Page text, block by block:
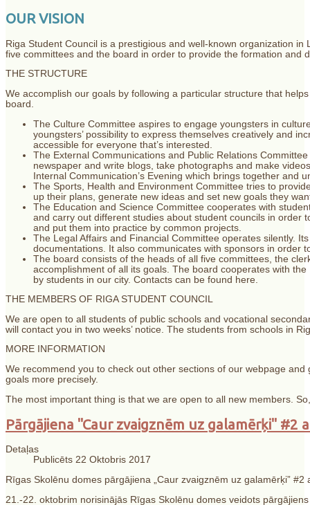
OUR VISION
Riga Student Council is a prestigious and well-known organization
five committees and the board in order to provide the formation and
THE STRUCTURE
We accomplish our goals by following a particular structure that
board.
The Culture Committee aspires to engage youngsters in
youngsters’ possibility to express themselves creatively and
accessible for everyone that’s interested.
The External Communications and Public Relations
newspaper and write blogs, take photographs and make
Internal Communication’s Evening which brings together and
The Sports, Health and Environment Committee tries to
up their plans, generate new ideas and set new goals they
The Education and Science Committee cooperates with
and carry out different studies about student councils in order
and put them into practice by common projects.
The Legal Affairs and Financial Committee operates silently.
documentations. It also communicates with sponsors in order
The board consists of the heads of all five committees, the
accomplishment of all its goals. The board cooperates with
by students in our city. Contacts can be found here.
THE MEMBERS OF RIGA STUDENT COUNCIL
We are open to all students of public schools and vocational
will contact you in two weeks’ notice. The students from schools in
MORE INFORMATION
We recommend you to check out other sections of our webpage
goals more precisely.
The most important thing is that we are open to all new members.
Pārgājiena "Caur zvaigznēm uz galamērķi" #2
Detaļas
Publicēts 22 Oktobris 2017
Rīgas Skolēnu domes pārgājiena „Caur zvaigznēm uz galamērķi” #2
21.-22. oktobrim norisinājās Rīgas Skolēnu domes veidots